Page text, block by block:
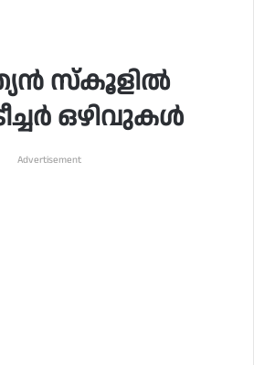
സ്കൂളിൽ
ഒഴിവുകൾ
Advertisement